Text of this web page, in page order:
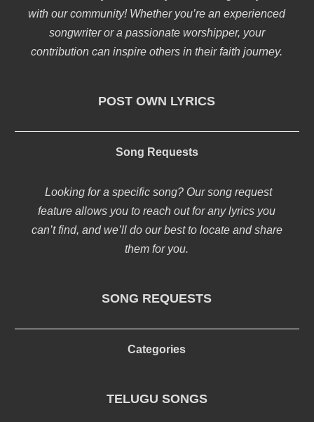
with our community! Whether you’re an experienced
songwriter or a passionate worshipper, your
contribution can inspire others in their faith journey.
POST OWN LYRICS
Song Requests
Looking for a specific song? Our song request
feature allows you to reach out for any lyrics you
can’t find, and we’ll do our best to locate and share
them for you.
SONG REQUESTS
Categories
TELUGU SONGS